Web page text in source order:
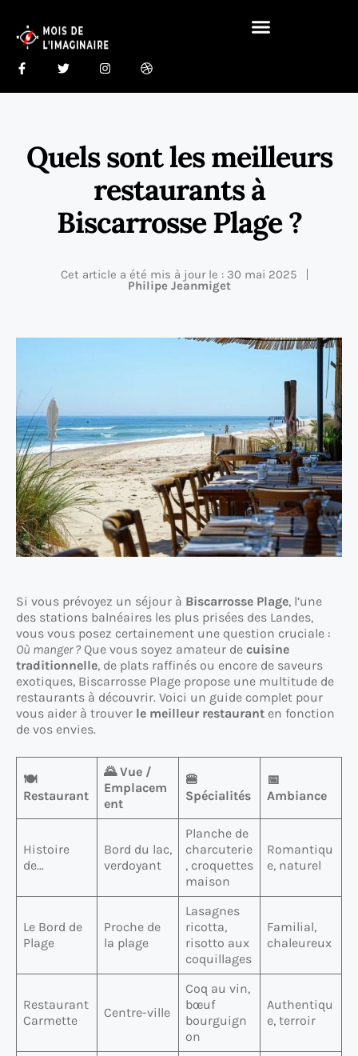
Quels sont les meilleurs
restaurants à
Biscarrosse Plage ?
Cet article a été mis à jour le : 30 mai 2025
Philipe Jeanmiget
Si vous prévoyez un séjour à Biscarrosse Plage, l’une
des stations balnéaires les plus prisées des Landes,
vous vous posez certainement une question cruciale :
Où manger ?Que vous soyez amateur de cuisine
traditionnelle, de plats raffinés ou encore de saveurs
exotiques, Biscarrosse Plage propose une multitude de
restaurants à découvrir. Voici un guide complet pour
vous aider à trouver le meilleur restaurant en fonction
de vos envies.
🍽️
Restaurant
🌄 Vue /
Emplacem
ent
🍔
Spécialités
📅
Ambiance
Histoire
de…
Bord du lac,
verdoyant
Planche de
charcuterie
, croquettes
maison
Romantiqu
e, naturel
Le Bord de
Plage
Proche de
la plage
Lasagnes
ricotta,
risotto aux
coquillages
Familial,
chaleureux
Restaurant
Carmette
Centre-ville
Coq au vin,
bœuf
bourguign
on
Authentiqu
e, terroir